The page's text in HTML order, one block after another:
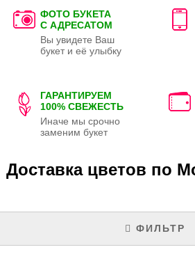
ФОТО БУКЕТА
С АДРЕСАТОМ
Вы увидете Ваш
букет и её улыбку
ГАРАНТИРУЕМ
100% СВЕЖЕСТЬ
Иначе мы срочно
заменим букет
Доставка цветов по
ФИЛЬТР